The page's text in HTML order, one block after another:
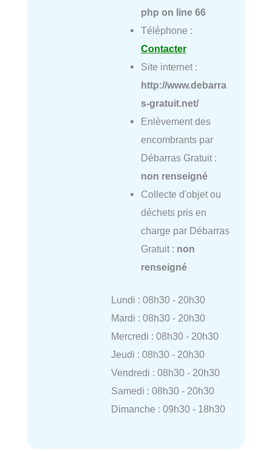
php on line 66
Téléphone :
Contacter
Site internet :
http://www.debarra
s-gratuit.net/
Enlèvement des
encombrants par
Débarras Gratuit :
non renseigné
Collecte d'objet ou
déchets pris en
charge par Débarras
Gratuit : non
renseigné
Lundi : 08h30 - 20h30
Mardi : 08h30 - 20h30
Mercredi : 08h30 - 20h30
Jeudi : 08h30 - 20h30
Vendredi : 08h30 - 20h30
Samedi : 08h30 - 20h30
Dimanche : 09h30 - 18h30